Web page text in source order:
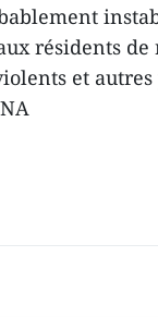
résidents
et